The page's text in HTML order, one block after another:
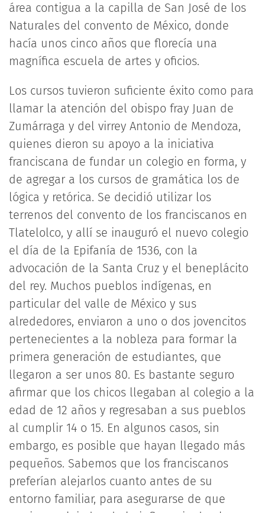
área contigua a la capilla de San José de los
Naturales del convento de México, donde
hacía unos cinco años que florecía una
magnífica escuela de artes y oficios.
Los cursos tuvieron suficiente éxito como para
llamar la atención del obispo fray Juan de
Zumárraga y del virrey Antonio de Mendoza,
quienes dieron su apoyo a la iniciativa
franciscana de fundar un colegio en forma, y
de agregar a los cursos de gramática los de
lógica y retórica. Se decidió utilizar los
terrenos del convento de los franciscanos en
Tlatelolco, y allí se inauguró el nuevo colegio
el día de la Epifanía de 1536, con la
advocación de la Santa Cruz y el beneplácito
del rey. Muchos pueblos indígenas, en
particular del valle de México y sus
alrededores, enviaron a uno o dos jovencitos
pertenecientes a la nobleza para formar la
primera generación de estudiantes, que
llegaron a ser unos 80. Es bastante seguro
afirmar que los chicos llegaban al colegio a la
edad de 12 años y regresaban a sus pueblos
al cumplir 14 o 15. En algunos casos, sin
embargo, es posible que hayan llegado más
pequeños. Sabemos que los franciscanos
preferían alejarlos cuanto antes de su
entorno familiar, para asegurarse de que